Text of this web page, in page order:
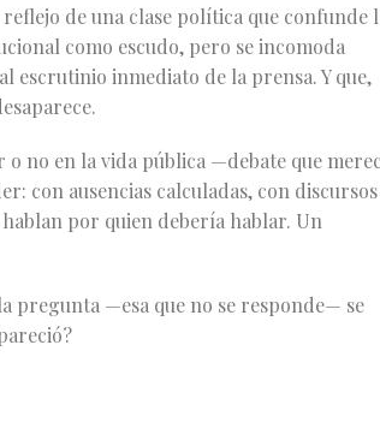
de una clase política que confunde
como escudo, pero se incomoda
escrutinio inmediato de la prensa. Y que,
o no en la vida pública —debate que
con ausencias calculadas, con discursos
por quien debería hablar. Un
pregunta —esa que no se responde— se